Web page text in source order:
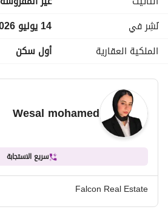
نُشِر في
14 يوليو 2026
الملكية العقارية
أول سكن
Wesal mohamed
سريع الاستجابة
Falcon Real Estate